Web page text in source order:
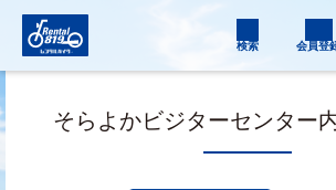
検索 会員登
そらよかビジターセンター